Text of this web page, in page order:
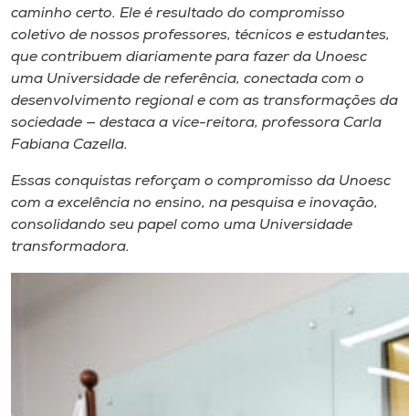
caminho certo. Ele é resultado do compromisso
coletivo de nossos professores, técnicos e estudantes,
que contribuem diariamente para fazer da Unoesc
uma Universidade de referência, conectada com o
desenvolvimento regional e com as transformações da
sociedade — destaca a vice-reitora, professora Carla
Fabiana Cazella.
Essas conquistas reforçam o compromisso da Unoesc
com a excelência no ensino, na pesquisa e inovação,
consolidando seu papel como uma Universidade
transformadora.